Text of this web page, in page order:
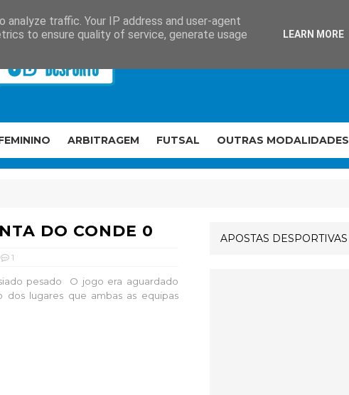
ARBITRAGEM FUTSAL OUTRAS MODALIDADES
DO CONDE 0
1
pesado O jogo era aguardado
lugares que ambas as equipas
APOSTAS DESPORTIVAS
traffic. Your IP address and user-agent
to ensure quality of service, generate usage
LEARN MORE